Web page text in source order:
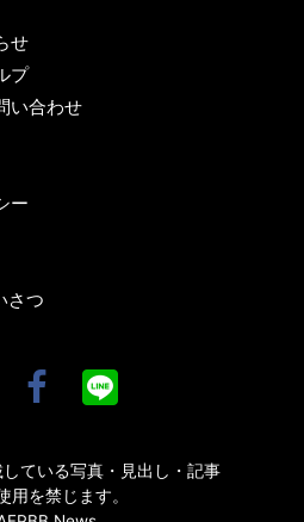
せ
プ
い合わせ
ー
さつ
ている写真・見出し・記事
用を禁じます。